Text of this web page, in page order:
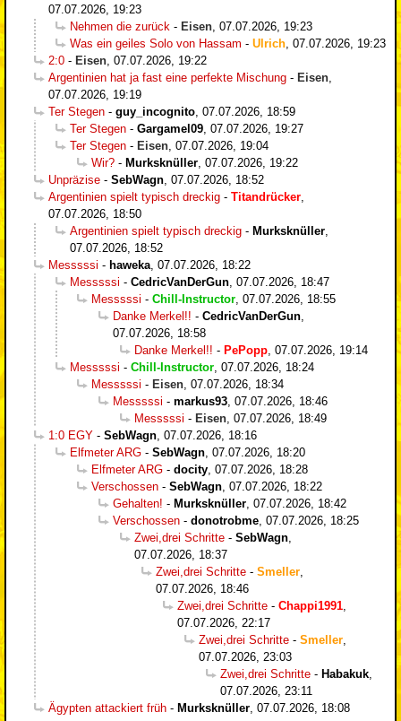
07.07.2026, 19:23
Nehmen die zurück - Eisen 07.07.2026, 19:23
Was ein geiles Solo von Hassam - Ulrich 07.07.2026, 19:23
2:0 - Eisen 07.07.2026, 19:22
Argentinien hat ja fast eine perfekte Mischung - Eisen
07.07.2026, 19:19
Ter Stegen - guy_incognito 07.07.2026, 18:59
Ter Stegen - Gargamel09 07.07.2026, 19:27
Ter Stegen - Eisen 07.07.2026, 19:04
Wir? - Murksknüller 07.07.2026, 19:22
Unpräzise - SebWagn 07.07.2026, 18:52
Argentinien spielt typisch dreckig - Titandrücker
07.07.2026, 18:50
Argentinien spielt typisch dreckig - Murksknüller
07.07.2026, 18:52
Messsssi - haweka 07.07.2026, 18:22
Messsssi - CedricVanDerGun 07.07.2026, 18:47
Messsssi - Chill-Instructor 07.07.2026, 18:55
Danke Merkel!! - CedricVanDerGun
07.07.2026, 18:58
Danke Merkel!! - PePopp 07.07.2026, 19:14
Messsssi - Chill-Instructor 07.07.2026, 18:24
Messsssi - Eisen 07.07.2026, 18:34
Messsssi - markus93 07.07.2026, 18:46
Messsssi - Eisen 07.07.2026, 18:49
1:0 EGY - SebWagn 07.07.2026, 18:16
Elfmeter ARG - SebWagn 07.07.2026, 18:20
Elfmeter ARG - docity 07.07.2026, 18:28
Verschossen - SebWagn 07.07.2026, 18:22
Gehalten! - Murksknüller 07.07.2026, 18:42
Verschossen - donotrobme 07.07.2026, 18:25
Zwei,drei Schritte - SebWagn
07.07.2026, 18:37
Zwei,drei Schritte - Smeller
07.07.2026, 18:46
Zwei,drei Schritte - Chappi1991
07.07.2026, 22:17
Zwei,drei Schritte - Smeller
07.07.2026, 23:03
Zwei,drei Schritte - Habakuk
07.07.2026, 23:11
Ägypten attackiert früh - Murksknüller 07.07.2026, 18:08